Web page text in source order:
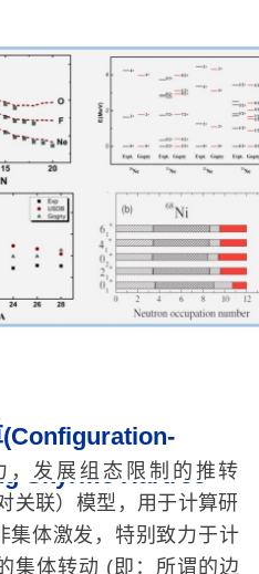
(Configuration-
Skyrme Hartree-
发展组态限制的推转
关联）模型，用于计算研
集体激发，特别致力于计
集体转动 (即：所谓的边